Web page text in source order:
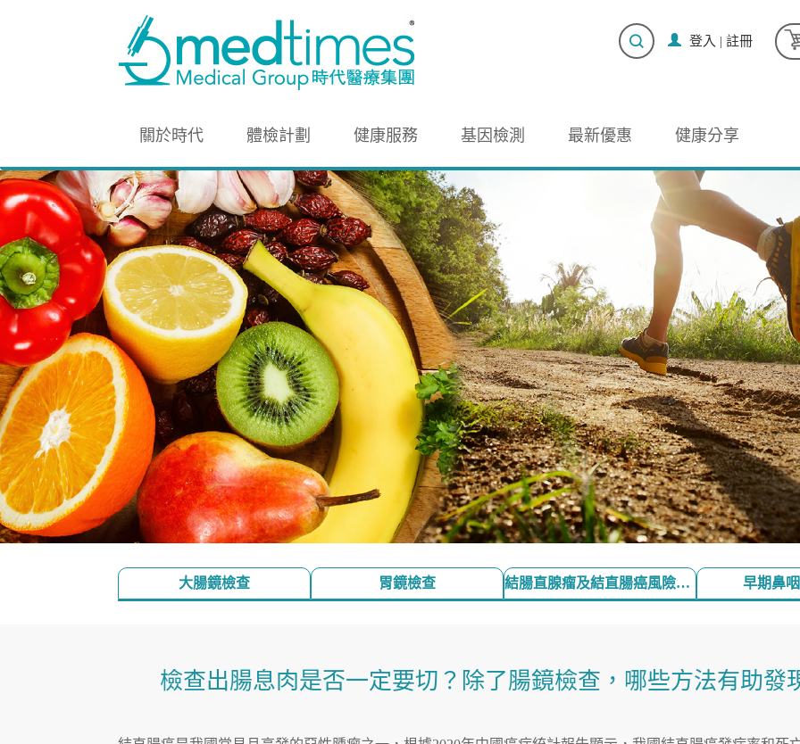
登入 | 註冊
關於時代 體檢計劃 健康服務 基因檢測 最新優惠 健康分享
大腸鏡檢查 胃鏡檢查 結腸直腺瘤及結直腸癌風險檢測 早期鼻
檢查出腸息肉是否一定要切？除了腸鏡檢查，哪些方法有助發